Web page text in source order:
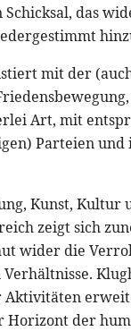
das
mit der
Art, mit
Parteien und
Kunst, Kultur
zeigt sich
wider die
Aktivitäten
Horizont der